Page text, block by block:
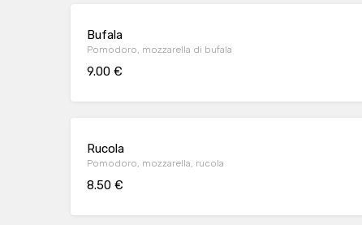
Bufala
Pomodoro, mozzarella di bufala
9.00 €
Rucola
Pomodoro, mozzarella, rucola
8.50 €